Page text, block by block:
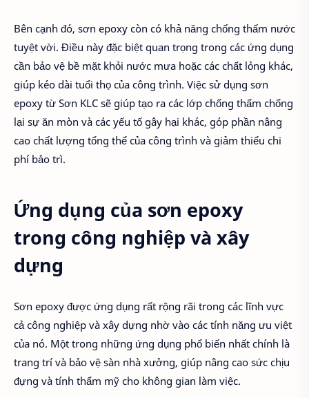
Bên cạnh đó, sơn epoxy còn có khả năng chống thấm nước
tuyệt vời. Điều này đặc biệt quan trọng trong các ứng dụng
cần bảo vệ bề mặt khỏi nước mưa hoặc các chất lỏng khác,
giúp kéo dài tuổi thọ của công trình. Việc sử dụng sơn
epoxy từ Sơn KLC sẽ giúp tạo ra các lớp chống thấm chống
lại sự ăn mòn và các yếu tố gây hại khác, góp phần nâng
cao chất lượng tổng thể của công trình và giảm thiểu chi
phí bảo trì.
Ứng dụng của sơn epoxy
trong công nghiệp và xây
dựng
Sơn epoxy được ứng dụng rất rộng rãi trong các lĩnh vực
cả công nghiệp và xây dựng nhờ vào các tính năng ưu việt
của nó. Một trong những ứng dụng phổ biến nhất chính là
trang trí và bảo vệ sàn nhà xưởng, giúp nâng cao sức chịu
đựng và tính thẩm mỹ cho không gian làm việc.